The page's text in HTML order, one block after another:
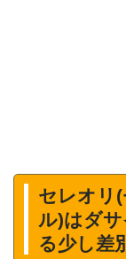
セレオリ
ル)はダ
る少し差